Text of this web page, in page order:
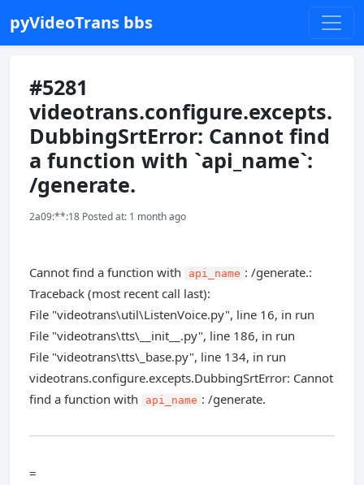
pyVideoTrans bbs
#5281
videotrans.configure.excepts.
DubbingSrtError: Cannot find
a function with `api_name`:
/generate.
2a09:**:18 Posted at: 1 month ago
Cannot find a function with api_name : /generate.:
Traceback (most recent call last):
File "videotrans\util\ListenVoice.py", line 16, in run
File "videotrans\tts\__init__.py", line 186, in run
File "videotrans\tts\_base.py", line 134, in run
videotrans.configure.excepts.DubbingSrtError: Cannot
find a function with
api_name : /generate.
=